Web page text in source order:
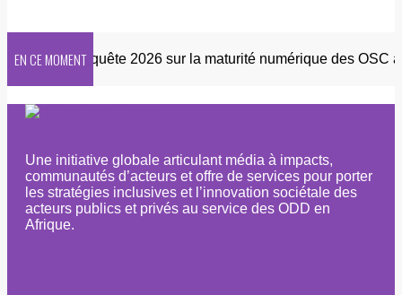
EN CE MOMENTEnquête 2026 sur la maturité numérique des OSC
Une initiative globale articulant média à impacts,
communautés d’acteurs et offre de services pour porter
les stratégies inclusives et l’innovation sociétale des
acteurs publics et privés au service des ODD en
Afrique.